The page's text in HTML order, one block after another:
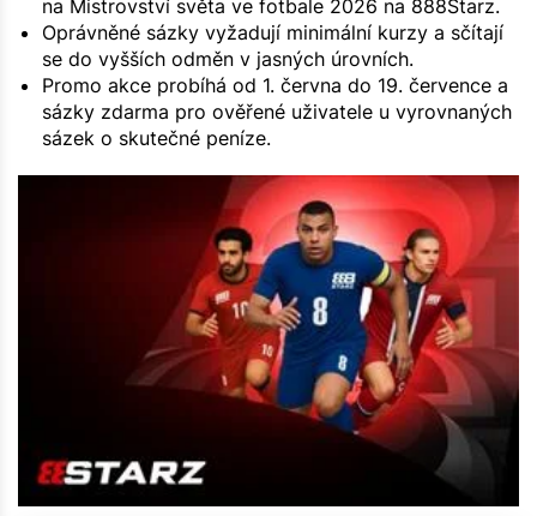
na Mistrovství světa ve fotbale 2026 na 888Starz.
Oprávněné sázky vyžadují minimální kurzy a sčítají
se do vyšších odměn v jasných úrovních.
Promo akce probíhá od 1. června do 19. července a
sázky zdarma pro ověřené uživatele u vyrovnaných
sázek o skutečné peníze.